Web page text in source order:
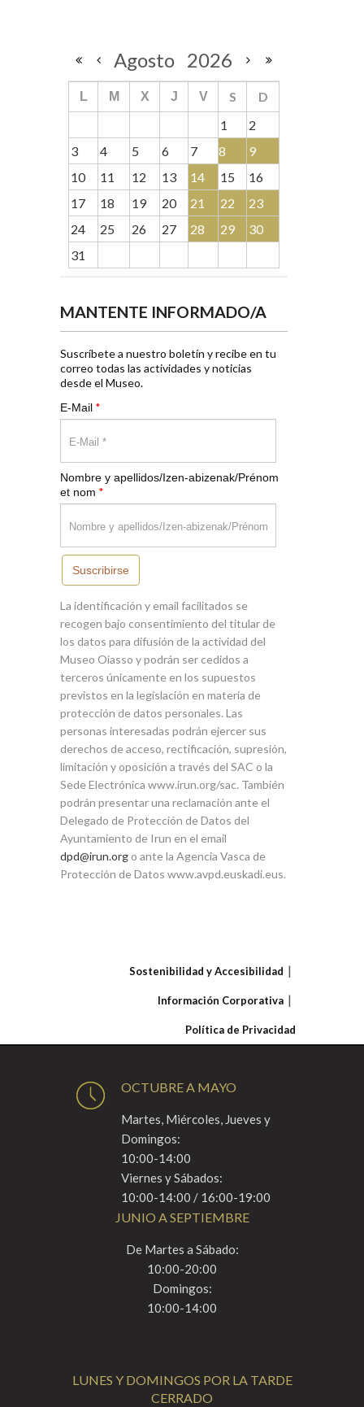
Agosto 2026
L M X J V S
D
1
2
3
4 5 6 7 8
9
10
11 12 13 14 15
16
17
18 19 20 21 22
23
24
25 26 27 28 29
30
31
MANTENTE INFORMADO/A
Suscríbete a nuestro boletín y recibe en tu
correo todas las actividades y noticias
desde el Museo.
E-Mail *
Nombre y apellidos/Izen-abizenak/Prénom
et nom *
Suscribirse
La identificación y email facilitados se
recogen bajo consentimiento del titular de
los datos para difusión de la actividad del
Museo Oiasso y podrán ser cedidos a
terceros únicamente en los supuestos
previstos en la legislación en materia de
protección de datos personales. Las
personas interesadas podrán ejercer sus
derechos de acceso, rectificación, supresión,
limitación y oposición a través del SAC o la
Sede Electrónica www.irun.org/sac. También
podrán presentar una reclamación ante el
Delegado de Protección de Datos del
Ayuntamiento de Irun en el email
dpd@irun.org o ante la Agencia Vasca de
Protección de Datos www.avpd.euskadi.eus.
Sostenibilidad y Accesibilidad
Información Corporativa
Política de Privacidad
OCTUBRE A MAYO
Martes, Miércoles, Jueves y
Domingos:
10:00-14:00
Viernes y Sábados:
10:00-14:00 / 16:00-19:00
JUNIO A SEPTIEMBRE
De Martes a Sábado:
10:00-20:00
Domingos:
10:00-14:00
LUNES Y DOMINGOS POR LA TARDE
CERRADO